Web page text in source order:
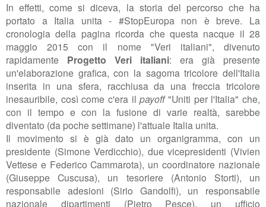
In effetti, come si diceva, la storia del percorso che ha
portato a Italia unita - #StopEuropa non è breve. La
cronologia della pagina ricorda che questa nacque il 28
maggio 2015 con il nome "Veri italiani", divenuto
rapidamente Progetto Veri italiani: era già presente
un'elaborazione grafica, con la sagoma tricolore dell'Italia
inserita in una sfera, racchiusa da una freccia tricolore
inesauribile, così come c'era ilpayoff"Uniti per l'Italia" che,
con il tempo e con la fusione di varie realtà, sarebbe
diventato (da poche settimane) l'attuale Italia unita.
Il movimento si è già dato un organigramma, con un
presidente (Simone Verdicchio), due vicepresidenti (Vivien
Vettese e Federico Cammarota), un coordinatore nazionale
(Giuseppe Cuscusa), un tesoriere (Antonio Storti), un
responsabile adesioni (Sirio Gandolfi), un responsabile
nazionale dipartimenti (Pietro Pesce), un ufficio